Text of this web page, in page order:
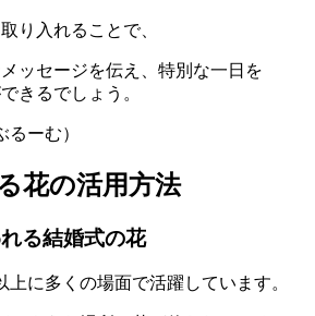
り入れることで、
ッセージを伝え、特別な一日を
きるでしょう。
花の活用方法
る結婚式の花
に多くの場面で活躍しています。